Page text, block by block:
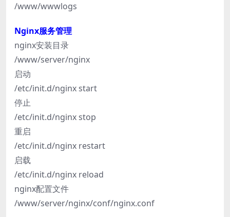
/www/wwwlogs
Nginx服务管理
nginx安装目录
/www/server/nginx
启动
/etc/init.d/nginx start
停止
/etc/init.d/nginx stop
重启
/etc/init.d/nginx restart
启载
/etc/init.d/nginx reload
nginx配置文件
/www/server/nginx/conf/nginx.conf